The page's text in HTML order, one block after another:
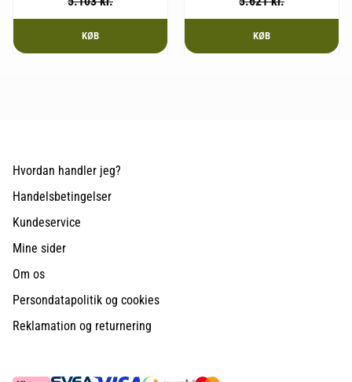
KØB KØB
Hvordan handler jeg?
Handelsbetingelser
Kundeservice
Mine sider
Om os
Persondatapolitik og cookies
Reklamation og returnering